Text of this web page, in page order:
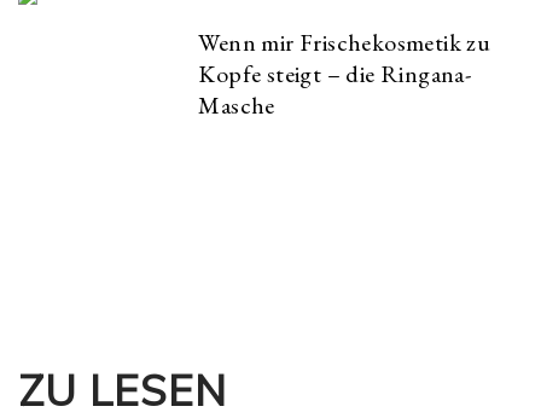
Wenn mir Frischekosmetik zu
Kopfe steigt – die Ringana-
Masche
ZU LESEN